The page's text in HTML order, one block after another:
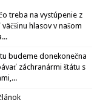
treba na vystúpenie z
hlasov v našom
budeme donekonečna
záchranármi štátu s